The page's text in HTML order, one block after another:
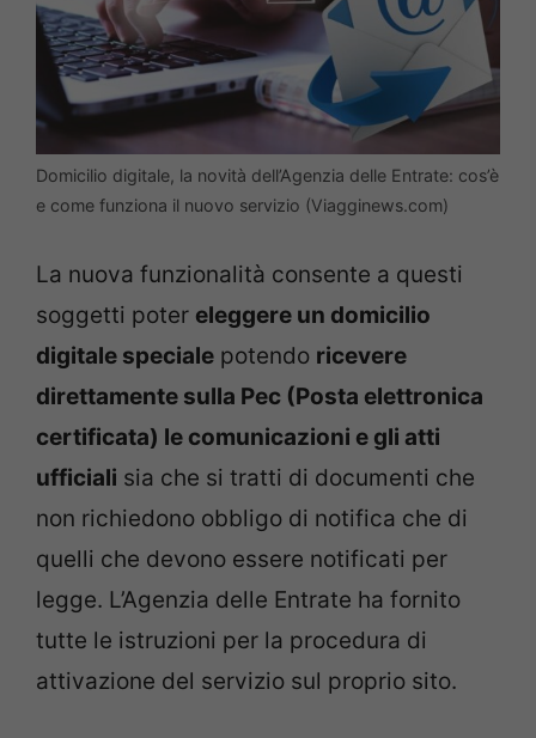
Domicilio digitale, la novità dell’Agenzia delle Entrate: cos’è
e come funziona il nuovo servizio (Viagginews.com)
La nuova funzionalità consente a questi
soggetti poter eleggere un domicilio
digitale speciale potendo ricevere
direttamente sulla Pec (Posta elettronica
certificata) le comunicazioni e gli atti
ufficiali sia che si tratti di documenti che
non richiedono obbligo di notifica che di
quelli che devono essere notificati per
legge. L’Agenzia delle Entrate ha fornito
tutte le istruzioni per la procedura di
attivazione del servizio sul proprio sito.